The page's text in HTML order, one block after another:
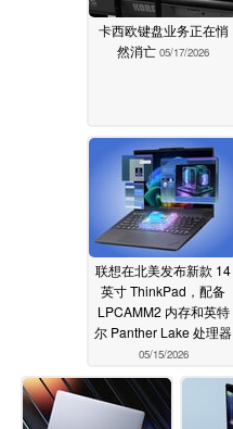
卡西欧键盘业务正在悄
然消亡 05/17/2026
联想在北美发布新款 14
英寸 ThinkPad，配备
LPCAMM2 内存和英特
尔 Panther Lake 处理器
05/15/2026